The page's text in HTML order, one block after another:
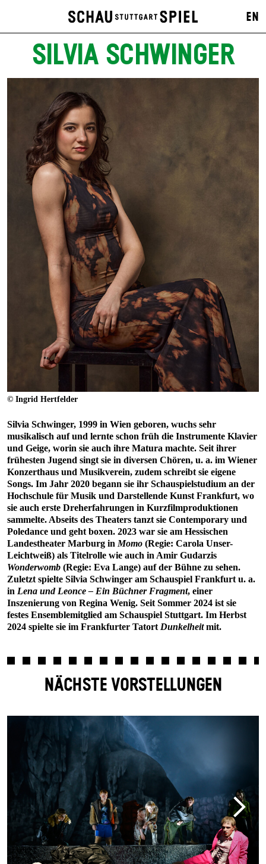
EN
SILVIA SCHWINGER
© Ingrid Hertfelder
Silvia Schwinger, 1999 in Wien geboren, wuchs sehr
musikalisch auf und lernte schon früh die Instrumente Klavier
und Geige, worin sie auch ihre Matura machte. Seit ihrer
frühesten Jugend singt sie in diversen Chören, u. a. im Wiener
Konzerthaus und Musikverein, zudem schreibt sie eigene
Songs. Im Jahr 2020 begann sie ihr Schauspielstudium an der
Hochschule für Musik und Darstellende Kunst Frankfurt, wo
sie auch erste Dreherfahrungen in Kurzfilmproduktionen
sammelte. Abseits des Theaters tanzt sie Contemporary und
Poledance und geht boxen. 2023 war sie am Hessischen
Landestheater Marburg in Momo (Regie: Carola Unser-
Leichtweiß) als Titelrolle wie auch in Amir Gudarzis
Wonderwomb (Regie: Eva Lange) auf der Bühne zu sehen.
Zuletzt spielte Silvia Schwinger am Schauspiel Frankfurt u. a.
in Lena und Leonce – Ein Büchner Fragment, einer
Inszenierung von Regina Wenig. Seit Sommer 2024 ist sie
festes Ensemblemitglied am Schauspiel Stuttgart. Im Herbst
2024 spielte sie im Frankfurter Tatort Dunkelheitmit.
NÄCHSTE VORSTELLUNGEN